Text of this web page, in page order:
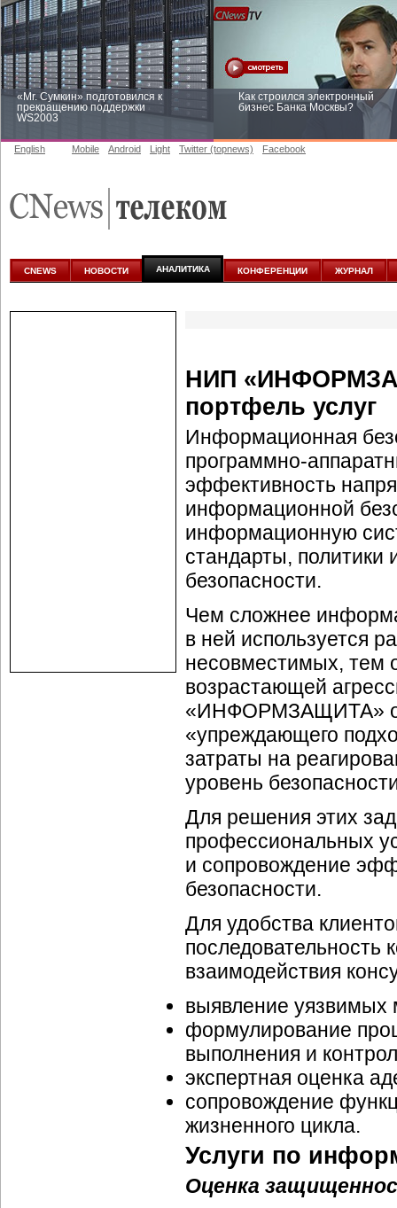
«Mr. Сумкин» подготовился к
прекращению поддержки
WS2003
Как строился электронный
бизнес Банка Москвы?
аналитике
English Mobile Android Light Twitter (topnews) Facebook
CNEWS НОВОСТИ АНАЛИТИКА КОНФЕРЕНЦИИ ЖУРНАЛ
НИП
портфель услуг
Информационная
программно-
эффективность
информационной
информационную
стандарты,
безопасности.
Чем сложнее
в ней используется
несовместимых, тем
возрастающей
«ИНФОРМЗАЩИТА»
«упреждающего
затраты на
уровень
Для решения этих
профессиональных
и сопровождение
безопасности.
Для удобства
последовательность
взаимодействия
выявление
формулирование
выполнения и
экспертная оценка
сопровождение
жизненного цикла.
Услуги по
Оценка